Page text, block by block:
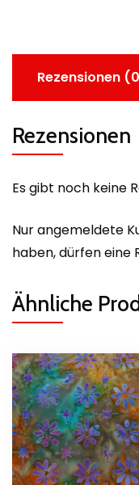
Rezensionen
Rezensionen
Es gibt noch keine
Nur angemeldete
haben, dürfen eine
Ähnliche